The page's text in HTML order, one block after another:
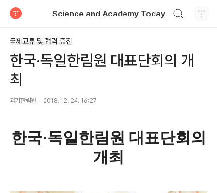
Science and Academy Today
국제교류 및 협력 증진
한국·독일한림원 대표단회의 개
최
과기한림원 2018. 12. 24. 16:27
한국·독일한림원 대표단회의
개최